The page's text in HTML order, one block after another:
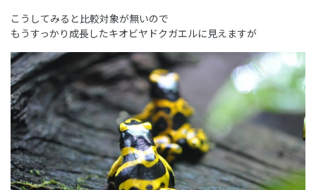
こうしてみると比較対象が無いので
もうすっかり成長したキオビヤドクガエルに見えますが